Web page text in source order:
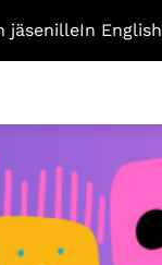
jäsenilleIn English